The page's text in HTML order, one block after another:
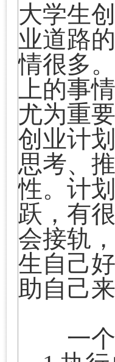
大学生
业道路
情很多。
上的事
尤为重
创业计
思考、
性。计
跃，有
会接轨
生自己
助自己
一个